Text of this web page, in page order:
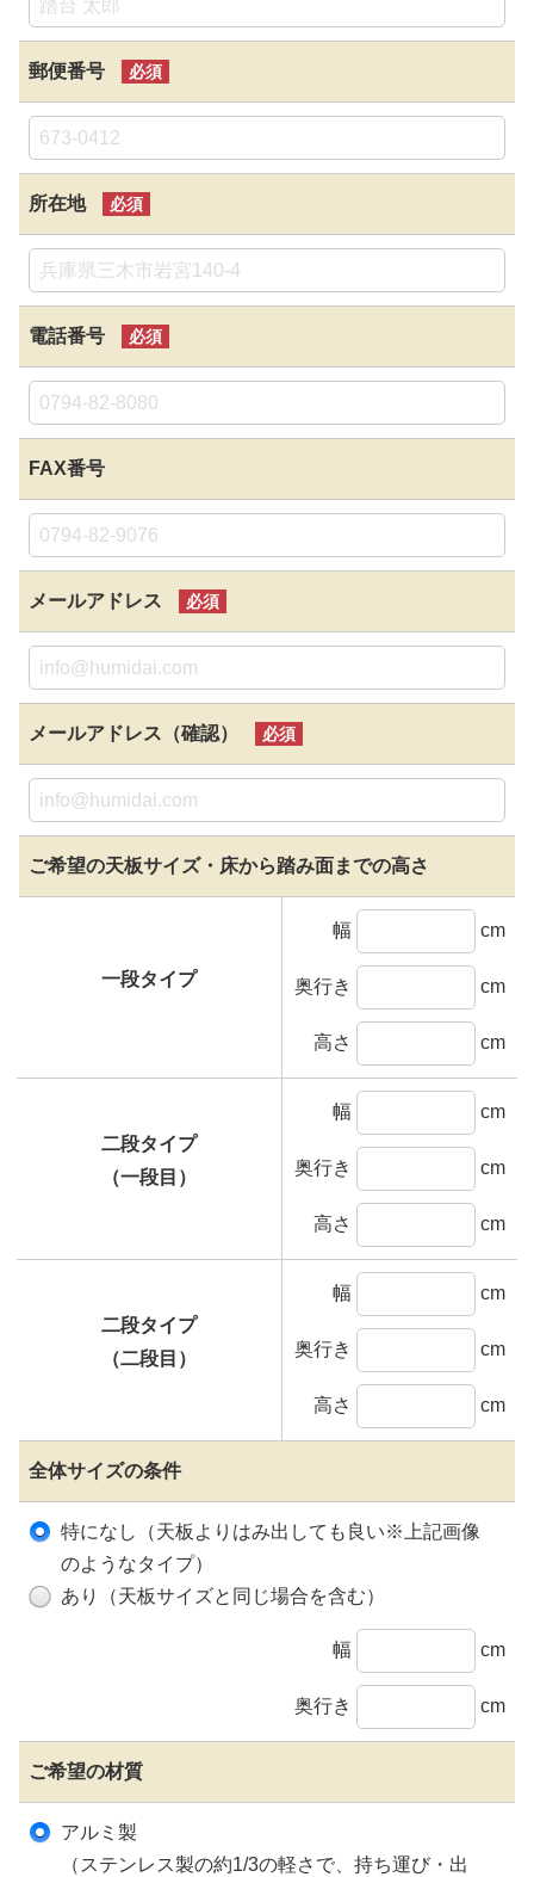
郵便番号 必須
所在地 必須
電話番号 必須
FAX番号
メールアドレス 必須
メールアドレス（確認） 必須
ご希望の天板サイズ・ 床から踏み面までの高さ
一段タイプ
幅 cm
奥行き cm
高さ cm
二段タイプ
（一段目）
幅 cm
奥行き cm
高さ cm
二段タイプ
（二段目）
幅 cm
奥行き cm
高さ cm
全体サイズの条件
特になし（天板よりはみ出しても良い※上記画像
のようなタイプ）
あり（天板サイズと同じ場合を含む）
幅 cm
奥行き cm
ご希望の材質
アルミ製
（ステンレス製の約1/3の軽さで、持ち運び・出